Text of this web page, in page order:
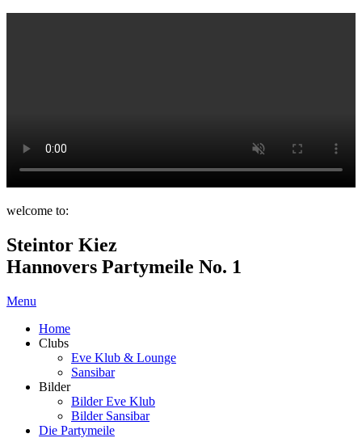
welcome to:
Steintor Kiez
Hannovers Partymeile No. 1
Menu
Home
Clubs
Eve Klub & Lounge
Sansibar
Bilder
Bilder Eve Klub
Bilder Sansibar
Die Partymeile